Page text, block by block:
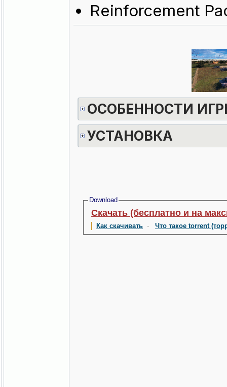
Reinforcement
ОСОБЕННОСТИ
УСТАНОВКА
Download
Скачать (бесплатно и на
Как скачивать ·Что такое torrent